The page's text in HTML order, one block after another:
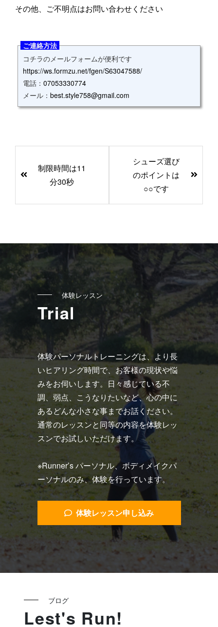
その他、ご不明点はお問い合わせください
ご連絡方法
コチラのメールフォームが便利です
https://ws.formzu.net/fgen/S63047588/
電話： 07053330774
メール： best.style758@gmail.com
の
の
リ
ン
ク
制限時間は11
分30秒
シューズ選び
のポイントは
○○です
体験レッスン
Trial
体験パーソナルトレーニングは、より長
いヒアリング時間で、お客様の現状や悩
みをお伺いします。日々感じている不
調、弱点、こうなりたいなど、心の中に
あるどんな小さな事までお話ください。
通常のレッスンと同等の内容を体験レッ
スンでお試しいただけます。
※Runner’s パーソナル、ボディメイクパ
ーソナルのみ、体験を行っています。
体験レッスン申し込み
ブログ
Lest's Run!